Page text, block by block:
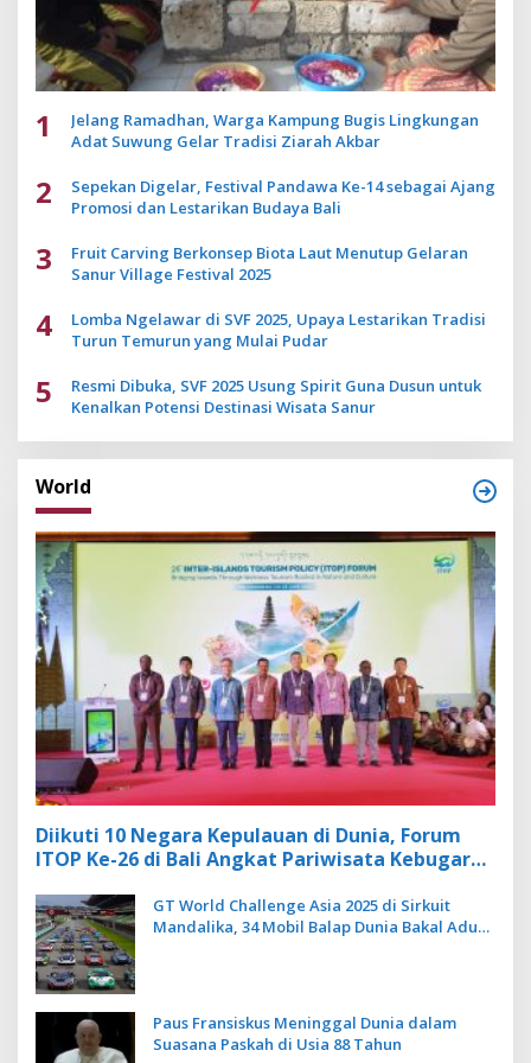
1
Jelang Ramadhan, Warga Kampung Bugis Lingkungan
Adat Suwung Gelar Tradisi Ziarah Akbar
2
Sepekan Digelar, Festival Pandawa Ke-14 sebagai Ajang
Promosi dan Lestarikan Budaya Bali
3
Fruit Carving Berkonsep Biota Laut Menutup Gelaran
Sanur Village Festival 2025
4
Lomba Ngelawar di SVF 2025, Upaya Lestarikan Tradisi
Turun Temurun yang Mulai Pudar
5
Resmi Dibuka, SVF 2025 Usung Spirit Guna Dusun untuk
Kenalkan Potensi Destinasi Wisata Sanur
World
Diikuti 10 Negara Kepulauan di Dunia, Forum
ITOP Ke-26 di Bali Angkat Pariwisata Kebugaran
GT World Challenge Asia 2025 di Sirkuit
Mandalika, 34 Mobil Balap Dunia Bakal Adu
Paus Fransiskus Meninggal Dunia dalam
Suasana Paskah di Usia 88 Tahun